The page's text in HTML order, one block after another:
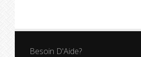
Besoin D'Aide?